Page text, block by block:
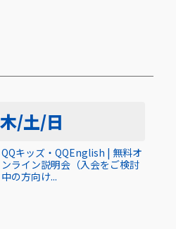
/土/日
QQキッズ・QQEnglish | 無料オ
ンライン説明会（入会をご検討
中の方向け...